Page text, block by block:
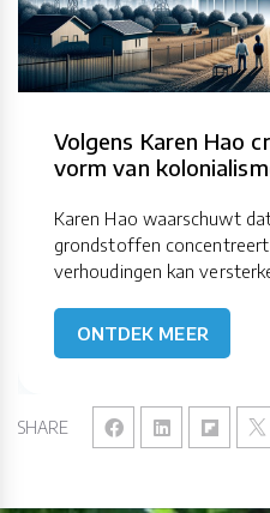
SHARE
Volgens Karen Hao
vorm van
Karen Hao waarschuwt
grondstoffen
verhoudingen kan
ONTDEK MEER